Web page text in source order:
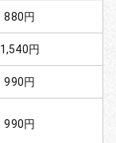
880円
1,540円
990円
990円